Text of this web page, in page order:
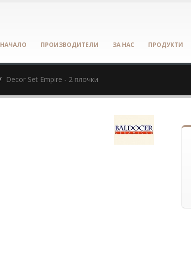
НАЧАЛО ПРОИЗВОДИТЕЛИ ЗА НАС ПРОДУКТИ
Decor Set Empire - 2 плочки